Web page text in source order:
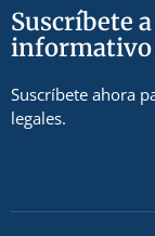
Suscríbete
informativo
Suscríbete ahora
legales.